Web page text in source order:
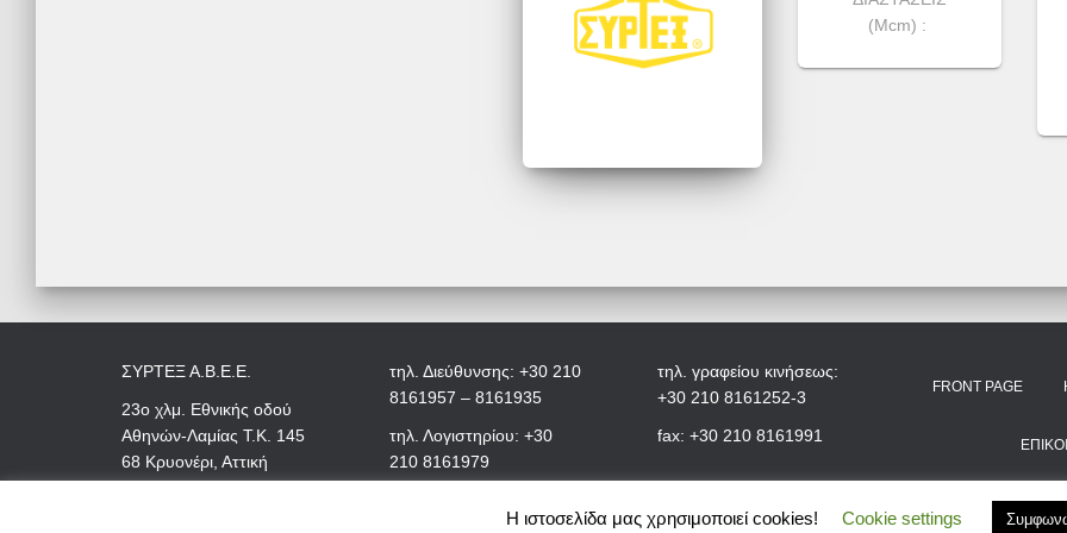
(Μcm) :
ΣΥΡΤΕΞ Α.Β.Ε.Ε.
23ο χλμ. Εθνικής οδού
Αθηνών-Λαμίας Τ.Κ. 145
68 Κρυονέρι, Αττική
τηλ. Διεύθυνσης: +30 210
8161957 – 8161935
τηλ. Λογιστηρίου: +30
210 8161979
τηλ. γραφείου κινήσεως:
+30 210 8161252-3
fax: +30 210 8161991
FRONT PAGE
Η ιστοσελίδα μας χρησιμοποιεί cookies! Cookie settings